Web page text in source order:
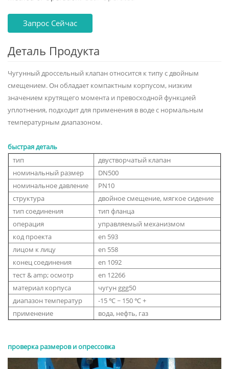
Запрос Сейчас
Деталь Продукта
Чугунный дроссельный клапан относится к типу с двойным
смещением. Он обладает компактным корпусом, низким
значением крутящего момента и превосходной функцией
уплотнения, подходит для применения в воде с нормальным
температурным диапазоном.
быстрая деталь
тип
двустворчатый клапан
номинальный размер
DN500
номинальное давление
PN10
структура
двойное смещение, мягкое сидение
тип соединения
тип фланца
операция
управляемый механизмом
код проекта
en 593
лицом к лицу
en 558
конец соединения
en 1092
тест & amp; осмотр
en 12266
материал корпуса
чугун ggg50
диапазон температур
-15 ℃ ~ 150 ℃ +
применение
вода, нефть, газ
проверка размеров и опрессовка